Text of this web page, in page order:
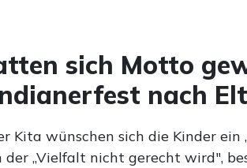
sich Motto
nach
Kita wünschen sich die Kinder ein
der „Vielfalt nicht gerecht wird",